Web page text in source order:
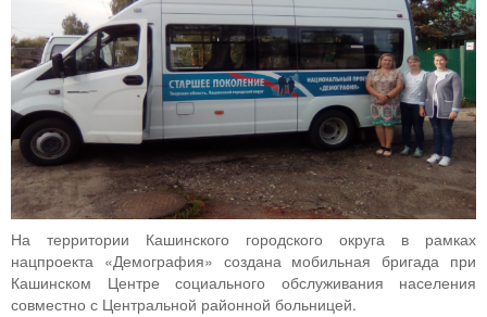
На территории Кашинского городского округа в рамках
нацпроекта «Демография» создана мобильная бригада при
Кашинском Центре социального обслуживания населения
совместно с Центральной районной больницей.